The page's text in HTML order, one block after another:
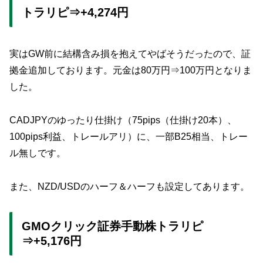
トラリピ⇒+4,274円
実はGW前に結構含み損を抱えてやばそうだったので、証
拠金追加しております。元金は80万円⇒100万円となりま
した。
CADJPYのゆったり仕掛け（75pips（仕掛け20本）、
100pips利益、トレールアリ）に、一部B25相当、トレー
ル無しです。
また、NZD/USDのハーフ＆ハーフも設定してあります。
GMOクリック証券手動株トラリピ
⇒+5,176円